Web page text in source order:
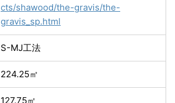
cts/shawood/the-gravis/the-
gravis_sp.html
S-MJ工法
224.25㎡
127.75㎡